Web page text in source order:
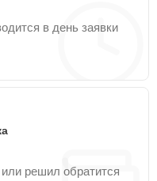
в день заявки
решил обратится